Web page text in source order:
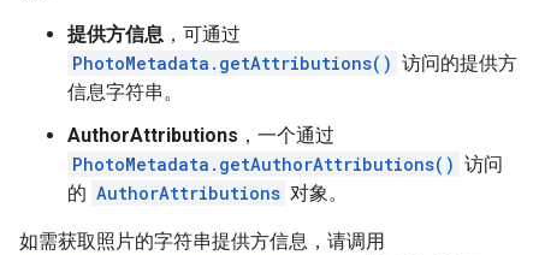
提供方信息 ，可通过
PhotoMetadata.getAttributions() 访问的提供方
信息字符串。
AuthorAttributions ，一个通过
PhotoMetadata.getAuthorAttributions() 访问
的 AuthorAttributions 对象。
如需获取照片的字符串提供方信息，请调用